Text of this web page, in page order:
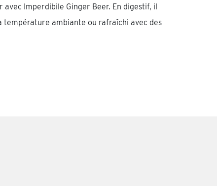
avec Imperdibile Ginger Beer. En digestif, il
température ambiante ou rafraîchi avec des